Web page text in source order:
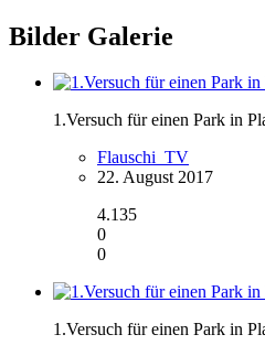
Bilder Galerie
1.Versuch für einen Park in
Flauschi_TV
22. August 2017
4.135
0
0
1.Versuch für einen Park in